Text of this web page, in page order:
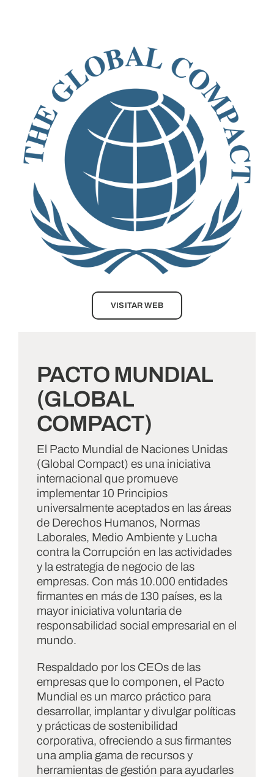
VISITAR WEB
PACTO MUNDIAL
(GLOBAL
COMPACT)
El Pacto Mundial de Naciones Unidas
(Global Compact) es una iniciativa
internacional que promueve
implementar 10 Principios
universalmente aceptados en las áreas
de Derechos Humanos, Normas
Laborales, Medio Ambiente y Lucha
contra la Corrupción en las actividades
y la estrategia de negocio de las
empresas. Con más 10.000 entidades
firmantes en más de 130 países, es la
mayor iniciativa voluntaria de
responsabilidad social empresarial en el
mundo.
Respaldado por los CEOs de las
empresas que lo componen, el Pacto
Mundial es un marco práctico para
desarrollar, implantar y divulgar políticas
y prácticas de sostenibilidad
corporativa, ofreciendo a sus firmantes
una amplia gama de recursos y
herramientas de gestión para ayudarles